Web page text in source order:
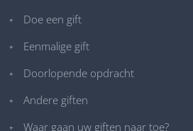
Doe een gift
Eenmalige gift
Doorlopende opdracht
Andere giften
Waar gaan uw giften naar toe?